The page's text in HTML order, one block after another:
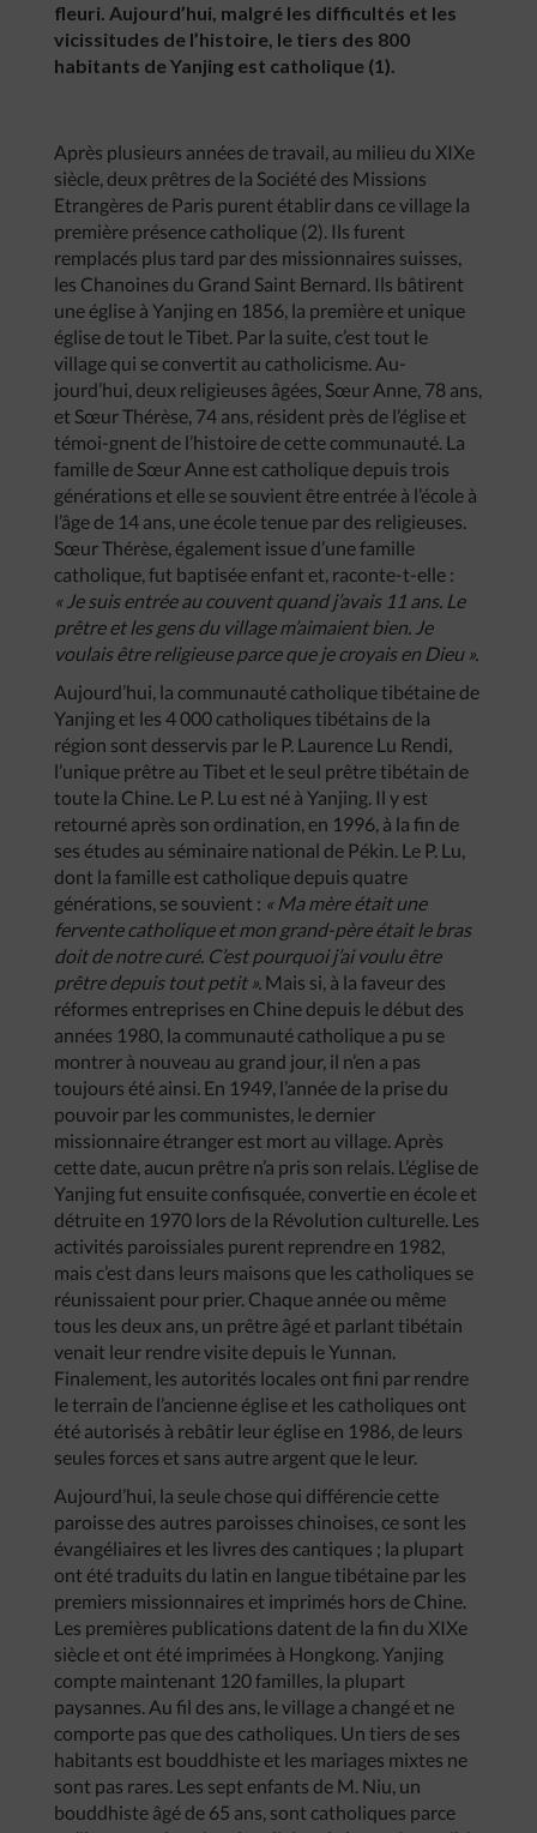
fleuri. Aujourd’hui, malgré les difficultés et les
vicissitudes de l’histoire, le tiers des 800
habitants de Yanjing est catholique (1).
Après plusieurs années de travail, au milieu du XIXe
siècle, deux prêtres de la Société des Missions
Etrangères de Paris purent établir dans ce village la
première présence catholique (2). Ils furent
remplacés plus tard par des missionnaires suisses,
les Chanoines du Grand Saint Bernard. Ils bâtirent
une église à Yanjing en 1856, la première et unique
église de tout le Tibet. Par la suite, c’est tout le
village qui se convertit au catholicisme. Au-
jourd’hui, deux religieuses âgées, Sœur Anne, 78 ans,
et Sœur Thérèse, 74 ans, résident près de l’église et
témoi-gnent de l’histoire de cette communauté. La
famille de Sœur Anne est catholique depuis trois
générations et elle se souvient être entrée à l’école à
l’âge de 14 ans, une école tenue par des religieuses.
Sœur Thérèse, également issue d’une famille
catholique, fut baptisée enfant et, raconte-t-elle :
« Je suis entrée au couvent quand j’avais 11 ans. Le
prêtre et les gens du village m’aimaient bien. Je
voulais être religieuse parce que je croyais en Dieu ».
Aujourd’hui, la communauté catholique tibétaine de
Yanjing et les 4 000 catholiques tibétains de la
région sont desservis par le P. Laurence Lu Rendi,
l’unique prêtre au Tibet et le seul prêtre tibétain de
toute la Chine. Le P. Lu est né à Yanjing. Il y est
retourné après son ordination, en 1996, à la fin de
ses études au séminaire national de Pékin. Le P. Lu,
dont la famille est catholique depuis quatre
générations, se souvient : « Ma mère était une
fervente catholique et mon grand-père était le bras
doit de notre curé. C’est pourquoi j’ai voulu être
prêtre depuis tout petit ». Mais si, à la faveur des
réformes entreprises en Chine depuis le début des
années 1980, la communauté catholique a pu se
montrer à nouveau au grand jour, il n’en a pas
toujours été ainsi. En 1949, l’année de la prise du
pouvoir par les communistes, le dernier
missionnaire étranger est mort au village. Après
cette date, aucun prêtre n’a pris son relais. L’église de
Yanjing fut ensuite confisquée, convertie en école et
détruite en 1970 lors de la Révolution culturelle. Les
activités paroissiales purent reprendre en 1982,
mais c’est dans leurs maisons que les catholiques se
réunissaient pour prier. Chaque année ou même
tous les deux ans, un prêtre âgé et parlant tibétain
venait leur rendre visite depuis le Yunnan.
Finalement, les autorités locales ont fini par rendre
le terrain de l’ancienne église et les catholiques ont
été autorisés à rebâtir leur église en 1986, de leurs
seules forces et sans autre argent que le leur.
Aujourd’hui, la seule chose qui différencie cette
paroisse des autres paroisses chinoises, ce sont les
évangéliaires et les livres des cantiques ; la plupart
ont été traduits du latin en langue tibétaine par les
premiers missionnaires et imprimés hors de Chine.
Les premières publications datent de la fin du XIXe
siècle et ont été imprimées à Hongkong. Yanjing
compte maintenant 120 familles, la plupart
paysannes. Au fil des ans, le village a changé et ne
comporte pas que des catholiques. Un tiers de ses
habitants est bouddhiste et les mariages mixtes ne
sont pas rares. Les sept enfants de M. Niu, un
bouddhiste âgé de 65 ans, sont catholiques parce